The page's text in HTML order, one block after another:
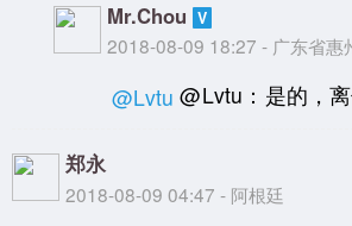
Mr.Chou
2018-08-09 18:27 - 广东省惠
@Lvtu @Lvtu：是的，
郑永
2018-08-09 04:47 - 阿根廷